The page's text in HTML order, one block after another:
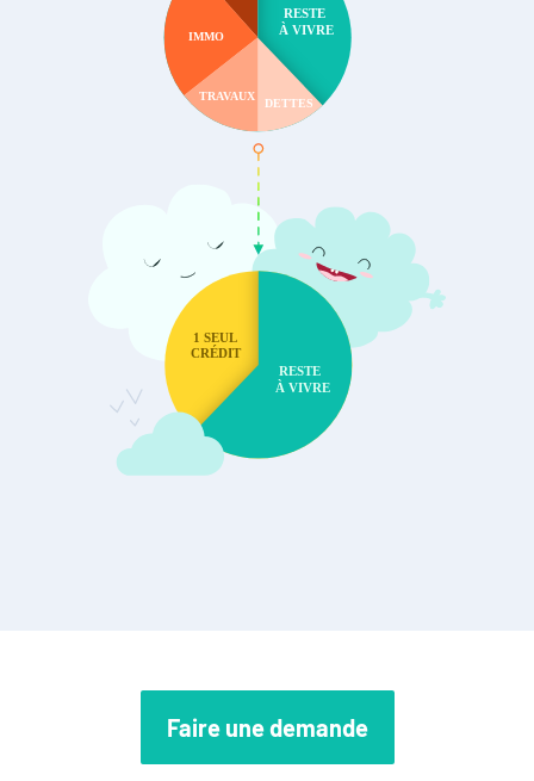
Faire une demande